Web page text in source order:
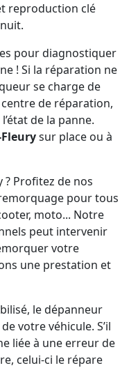
reproduction clé
pour diagnostiquer
! Si la réparation ne
se charge de
de réparation,
de la panne.
sur place ou à
? Profitez de nos
pour tous
moto... Notre
peut intervenir
votre
une prestation et
le dépanneur
votre véhicule. S’il
liée à une erreur de
celui-ci le répare